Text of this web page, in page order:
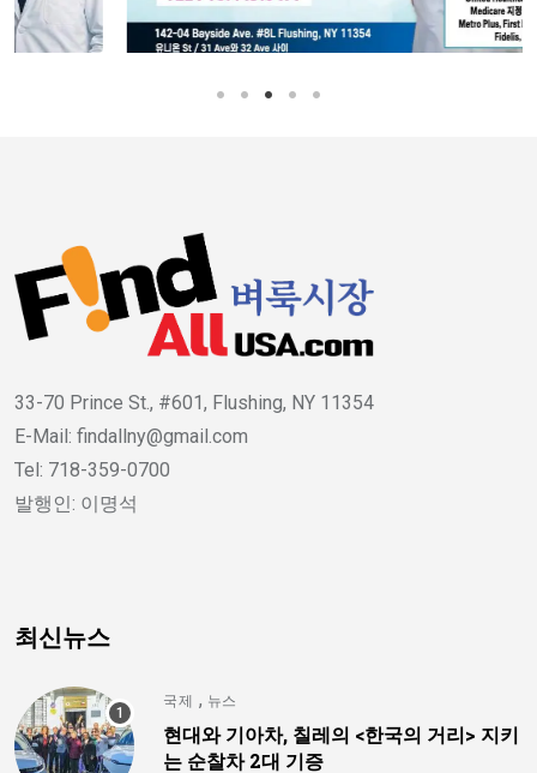
33-70 Prince St., #601, Flushing, NY 11354
E-Mail: findallny@gmail.com
Tel: 718-359-0700
발행인: 이명석
최신뉴스
국제 , 뉴스
현대와 기아차, 칠레의 <한국의 거리> 지키
는 순찰차 2대 기증